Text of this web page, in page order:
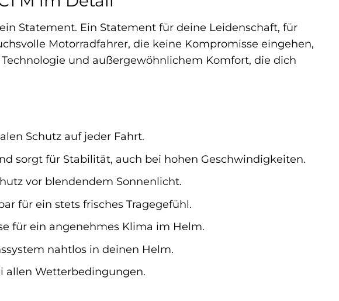
Statement. Ein Statement für deine Leidenschaft, für
Motorradfahrer, die keine Kompromisse eingehen,
und außergewöhnlichem Komfort, die dich
Schutz auf jeder Fahrt.
sorgt für Stabilität, auch bei hohen Geschwindigkeiten.
vor blendendem Sonnenlicht.
für ein stets frisches Tragegefühl.
für ein angenehmes Klima im Helm.
nahtlos in deinen Helm.
allen Wetterbedingungen.